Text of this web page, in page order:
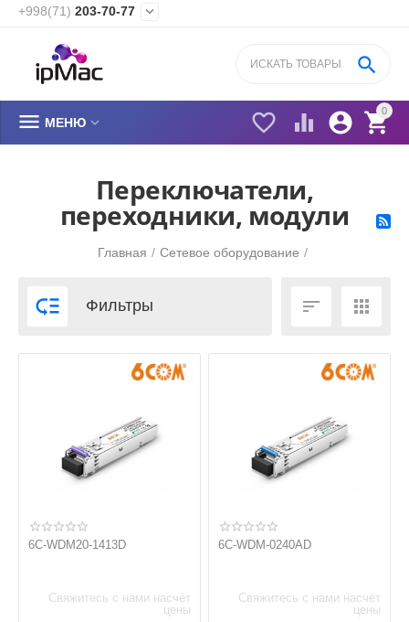
+998(71) 203-70-77 
0


 

 МЕНЮ 
Переключатели,
переходники, модули
Главная / Сетевое оборудование /
 Фильтры  
6C-WDM20-1413D
Свяжитесь с нами насчёт
цены
6C-WDM-0240AD
Свяжитесь с нами насчёт
цены